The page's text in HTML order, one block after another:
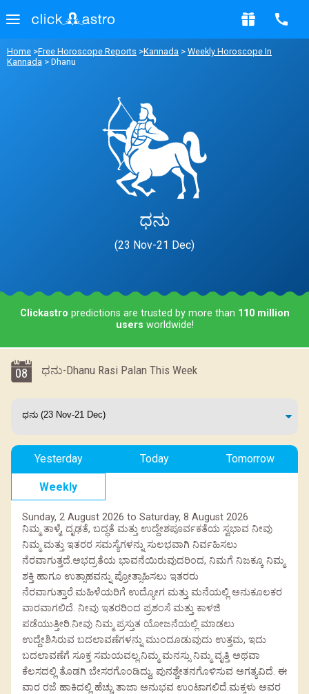
Home >Free Horoscope Reports >Kannada > Weekly Horoscope In
Kannada > Dhanu
ಧನು
(23 Nov-21 Dec)
Clickastro predictions are trusted by more than 110 million
users worldwide!
08 ಧನು-Dhanu Rasi Palan This Week
Yesterday Today Tomorrow
Weekly
Sunday, 2 August 2026 to Saturday, 8 August 2026
ನಿಮ್ಮ ತಾಳ್ಮೆ, ದೃಢತೆ, ಬದ್ಧತೆ ಮತ್ತು ಉದ್ದೇಶಪೂರ್ವಕತೆಯ ಸ್ವಭಾವ ನೀವು
ನಿಮ್ಮ ಮತ್ತು ಇತರರ ಸಮಸ್ಯೆಗಳನ್ನು ಸುಲಭವಾಗಿ ನಿರ್ವಹಿಸಲು
ನೆರವಾಗುತ್ತದೆ.ಅಭದ್ರತೆಯ ಭಾವನೆಯಿರುವುದರಿಂದ, ನಿಮಗೆ ನಿಜಕ್ಕೂ ನಿಮ್ಮ
ಶಕ್ತಿ ಹಾಗೂ ಉತ್ಸಾಹವನ್ನು ಪ್ರೋತ್ಸಾಹಿಸಲು ಇತರರು
ನೆರವಾಗುತ್ತಾರೆ.ಮಹಿಳೆಯರಿಗೆ ಉದ್ಯೋಗ ಮತ್ತು ಮನೆಯಲ್ಲಿ ಅನುಕೂಲಕರ
ವಾರವಾಗಲಿದೆ. ನೀವು ಇತರರಿಂದ ಪ್ರಶಂಸೆ ಮತ್ತು ಕಾಳಜಿ
ಪಡೆಯುತ್ತೀರಿ.ನೀವು ನಿಮ್ಮ ಪ್ರಸ್ತುತ ಯೋಜನೆಯಲ್ಲಿ ಮಾಡಲು
ಉದ್ದೇಶಿಸಿರುವ ಬದಲಾವಣೆಗಳನ್ನು ಮುಂದೂಡುವುದು ಉತ್ತಮ, ಇದು
ಬದಲಾವಣೆಗೆ ಸೂಕ್ತ ಸಮಯವಲ್ಲ.ನಿಮ್ಮ ಮನಸ್ಸು ನಿಮ್ಮ ವೃತ್ತಿ ಅಥವಾ
ಕೆಲಸದಲ್ಲಿ ತೊಡಗಿ ಬೇಸರಗೊಂಡಿದ್ದು, ಪುನಶ್ಚೇತನಗೊಳಿಸುವ ಅಗತ್ಯವಿದೆ. ಈ
ವಾರ ರಜೆ ಹಾಕಿದಲ್ಲಿ ಹೆಚ್ಚು ತಾಜಾ ಅನುಭವ ಉಂಟಾಗಲಿದೆ.ಮಕ್ಕಳು ಅವರ